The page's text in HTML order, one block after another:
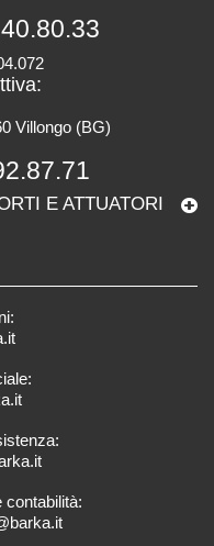
Villongo (BG)
E ATTUATORI
contabilità: